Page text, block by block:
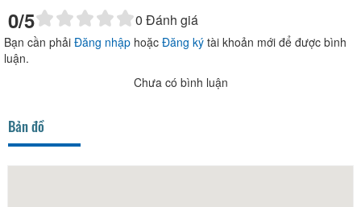
0/5 0 Đánh giá
Bạn cần phải Đăng nhập hoặc Đăng ký tài khoản mới để được bình
luận.
Chưa có bình luận
Bản đồ